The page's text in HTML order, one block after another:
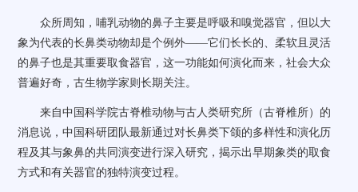
众所周知，哺乳动物的鼻子主要是呼吸和嗅觉器官，但以大
象为代表的长鼻类动物却是个例外——它们长长的、柔软且灵活
的鼻子也是其重要取食器官，这一功能如何演化而来，社会大众
普遍好奇，古生物学家则长期关注。
来自中国科学院古脊椎动物与古人类研究所（古脊椎所）的
消息说，中国科研团队最新通过对长鼻类下颌的多样性和演化历
程及其与象鼻的共同演变进行深入研究，揭示出早期象类的取食
方式和有关器官的独特演变过程。